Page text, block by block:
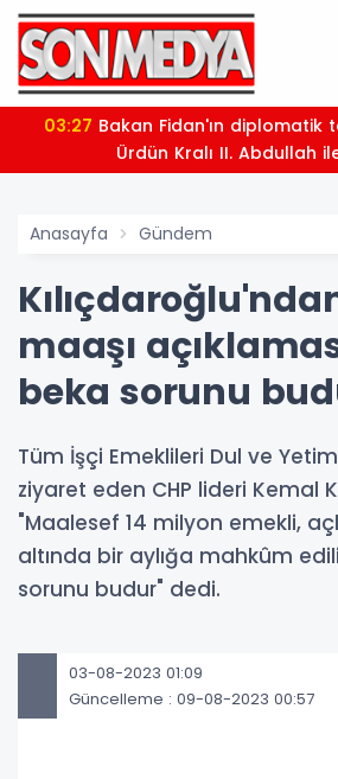
03:27
Ürdün Kralı II. Abdullah
Anasayfa Gündem
maaşı
beka sorunu
Tüm İşçi Emeklileri Dul ve
ziyaret eden CHP lideri Kemal
"Maalesef 14 milyon emekli,
altında bir aylığa mahkûm
sorunu budur" dedi.
03-08-2023 01:09
Güncelleme : 09-08-2023 00:57